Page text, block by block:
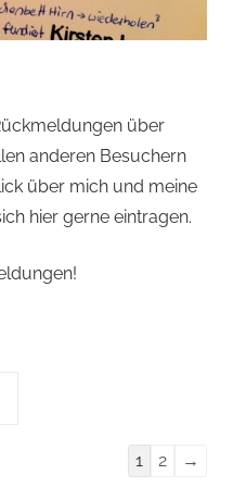
über
anderen Besuchern
über mich und meine
hier gerne eintragen.
Navigation
1 2 →